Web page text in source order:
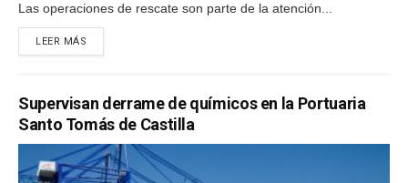
Las operaciones de rescate son parte de la atención...
LEER MÁS
Supervisan derrame de químicos en la Portuaria
Santo Tomás de Castilla